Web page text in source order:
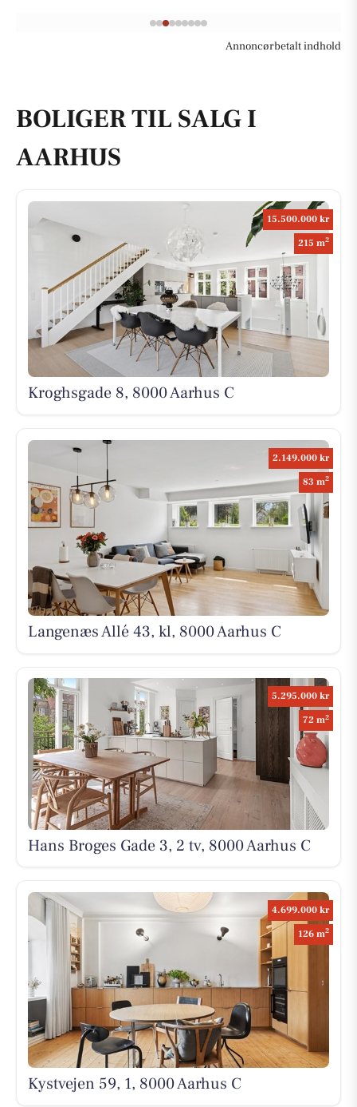
Annoncørbetalt indhold
BOLIGER TIL SALG I
AARHUS
15.500.000 kr
215 m2
Kroghsgade 8, 8000 Aarhus C
2.149.000 kr
83 m2
Langenæs Allé 43, kl, 8000 Aarhus C
5.295.000 kr
72 m2
Hans Broges Gade 3, 2 tv, 8000 Aarhus C
4.699.000 kr
126 m2
Kystvejen 59, 1, 8000 Aarhus C